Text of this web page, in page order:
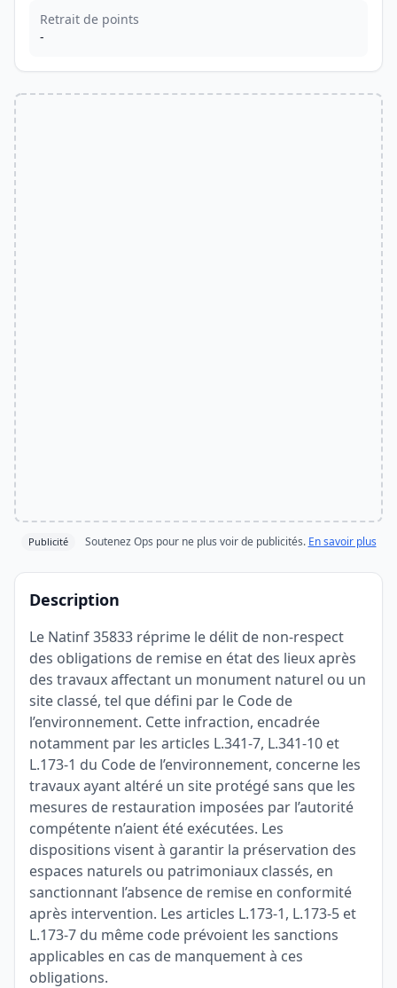
Retrait de points
-
Publicité Soutenez Ops pour ne plus voir de publicités. En savoir plus
Description
Le Natinf 35833 réprime le délit de non-respect
des obligations de remise en état des lieux après
des travaux affectant un monument naturel ou un
site classé, tel que défini par le Code de
l’environnement. Cette infraction, encadrée
notamment par les articles L.341-7, L.341-10 et
L.173-1 du Code de l’environnement, concerne les
travaux ayant altéré un site protégé sans que les
mesures de restauration imposées par l’autorité
compétente n’aient été exécutées. Les
dispositions visent à garantir la préservation des
espaces naturels ou patrimoniaux classés, en
sanctionnant l’absence de remise en conformité
après intervention. Les articles L.173-1, L.173-5 et
L.173-7 du même code prévoient les sanctions
applicables en cas de manquement à ces
obligations.